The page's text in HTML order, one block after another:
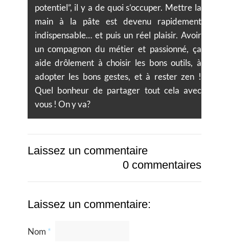
potentiel”, il y a de quoi s’occuper. Mettre la
main à la pâte est devenu rapidement
indispensable… et puis un réel plaisir. Avoir
un compagnon du métier et passionné, ça
aide drôlement à choisir les bons outils, à
adopter les bons gestes, et à rester zen !
Quel bonheur de partager tout cela avec
vous ! On y va?
Laissez un commentaire
0 commentaires
Laissez un commentaire:
Nom *